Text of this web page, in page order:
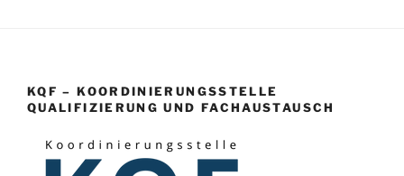
KQF – KOORDINIERUNGSSTELLE
QUALIFIZIERUNG UND FACHAUSTAUSCH